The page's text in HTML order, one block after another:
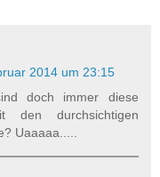
2014 um 23:15
doch immer diese
den durchsichtigen
Uaaaaa.....